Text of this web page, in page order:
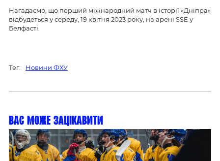
Нагадаємо, що перший міжнародний матч в історії «Дніпра»
відбудеться у середу, 19 квітня 2023 року, на арені SSE у
Белфасті.
Тег: Новини ФХУ
Вас може зацікавити